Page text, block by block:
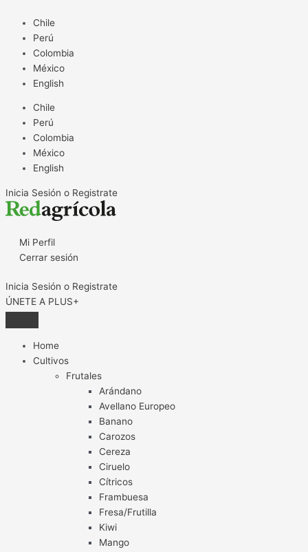
contenido
Chile
Perú
Colombia
México
English
Chile
Perú
Colombia
México
English
Inicia Sesión o Registrate
Mi Perfil
Cerrar sesión
Inicia Sesión o Registrate
ÚNETE A PLUS+
Home
Cultivos
Frutales
Arándano
Avellano Europeo
Banano
Carozos
Cereza
Ciruelo
Cítricos
Frambuesa
Fresa/Frutilla
Kiwi
Mango
huertos
tradicionales
han
cambiado
huertos
modernos,
alto
potencial
productivo
y
de
embarque
comercial
limones